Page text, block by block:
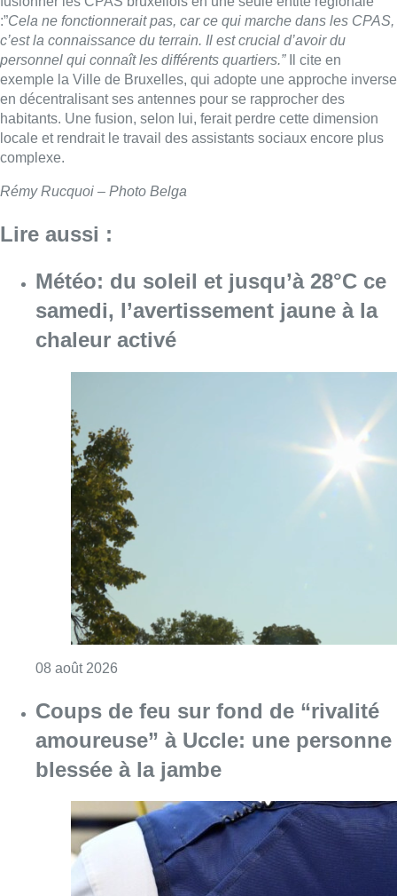
:”Cela ne fonctionnerait pas, car ce qui marche dans les CPAS,
c’est la connaissance du terrain. Il est crucial d’avoir du
personnel qui connaît les différents quartiers.”
Il cite en
exemple la Ville de Bruxelles, qui adopte une approche inverse
en décentralisant ses antennes pour se rapprocher des
habitants. Une fusion, selon lui, ferait perdre cette dimension
locale et rendrait le travail des assistants sociaux encore plus
complexe.
Rémy Rucquoi – Photo Belga
Lire aussi :
Météo: du soleil et jusqu’à 28°C ce
samedi, l’avertissement jaune à la
chaleur activé
08 août 2026
Coups de feu sur fond de “rivalité
amoureuse” à Uccle: une personne
blessée à la jambe